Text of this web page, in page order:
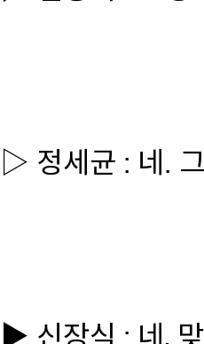
▷ 정세균 : 네.
▶ 신장식 : 네,